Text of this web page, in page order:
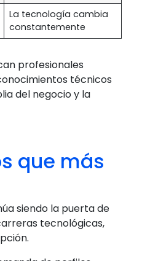
La tecnología cambia
constantemente
profesionales
técnicos
del negocio y la
que más
siendo la puerta de
tecnológicas,